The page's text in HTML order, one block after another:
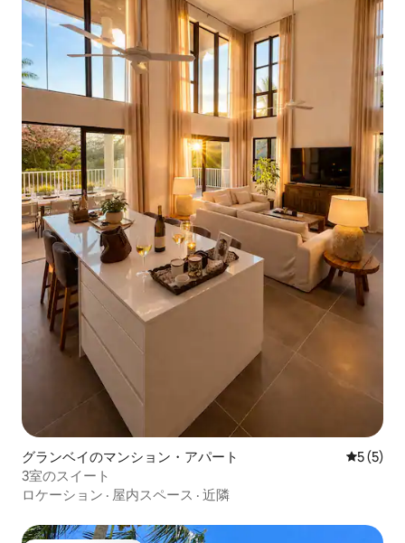
グランベイのマンション・アパート レビュー
5 (5)
3室のスイート
ロケーション · 屋内スペース · 近隣